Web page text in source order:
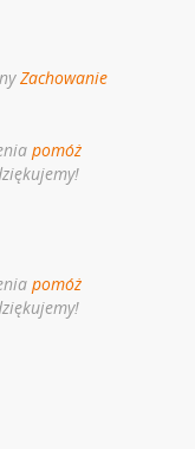
Zachowanie
pomóż
pomóż